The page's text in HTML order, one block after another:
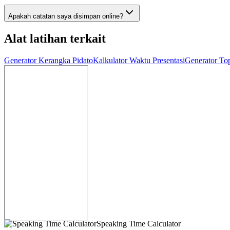
Apakah catatan saya disimpan online?
Alat latihan terkait
Generator Kerangka PidatoKalkulator Waktu PresentasiGenerator
Speaking Time Calculator